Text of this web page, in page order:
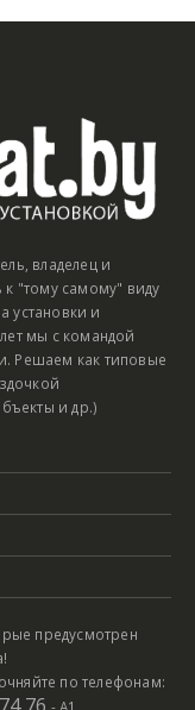
владелец и
"тому самому" виду
установки и
мы с командой
Решаем как типовые
и др.)
предусмотрен
по телефонам: